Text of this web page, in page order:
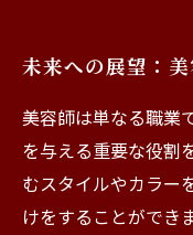
未来への展望：
美容師は単なる職業
を与える重要な役割
むスタイルやカラー
けをすることができ